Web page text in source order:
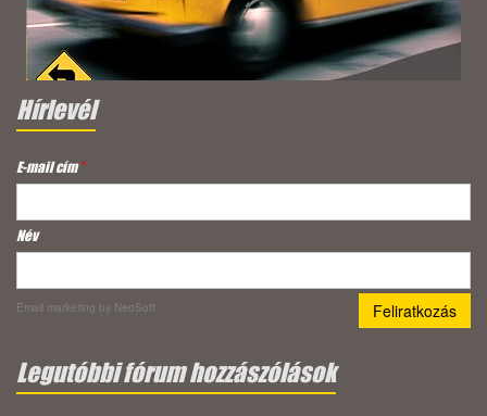
Hírlevél
E-mail cím*
Név
Email marketing by NeoSoft
Legutóbbi fórum hozzászólások